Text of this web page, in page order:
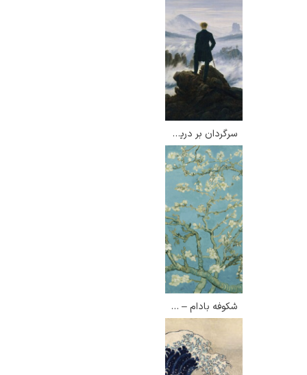
کامی پیسارو
ادوارد هاپر
ادگار دگا
سرگردان بر دریای مه – کاسپار داوید فریدریش
شکوفه بادام – ونسان ون گوگ